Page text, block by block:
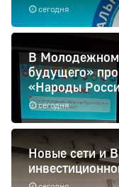
сегодня
сегодня
В Молодежном
будущего»
«Народы
Новые сети и